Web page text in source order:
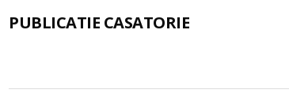
PUBLICATIE CASATORIE